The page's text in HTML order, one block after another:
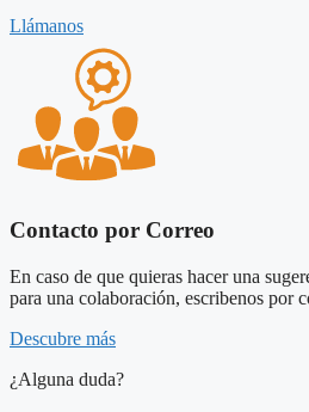
Llámanos
Contacto por Correo
En caso de que quieras hacer una
para una colaboración, escribenos por
Descubre más
¿Alguna duda?